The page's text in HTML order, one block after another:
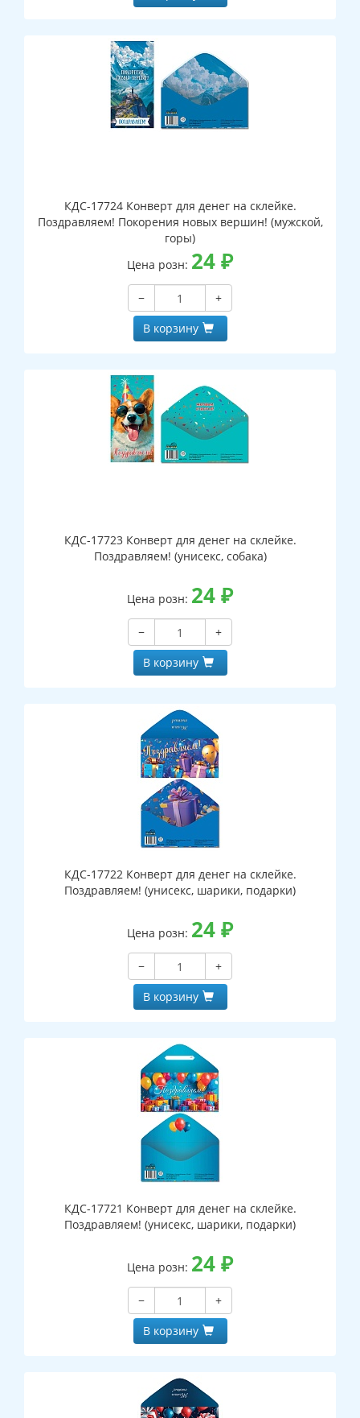
КДС-17724 Конверт для денег на склейке.
Поздравляем! Покорения новых вершин! (мужской,
горы)
Цена розн: 24₽
−
+
В корзину
КДС-17723 Конверт для денег на склейке.
Поздравляем! (унисекс, собака)
Цена розн: 24₽
−
+
В корзину
КДС-17722 Конверт для денег на склейке.
Поздравляем! (унисекс, шарики, подарки)
Цена розн: 24₽
−
+
В корзину
КДС-17721 Конверт для денег на склейке.
Поздравляем! (унисекс, шарики, подарки)
Цена розн: 24₽
−
+
В корзину